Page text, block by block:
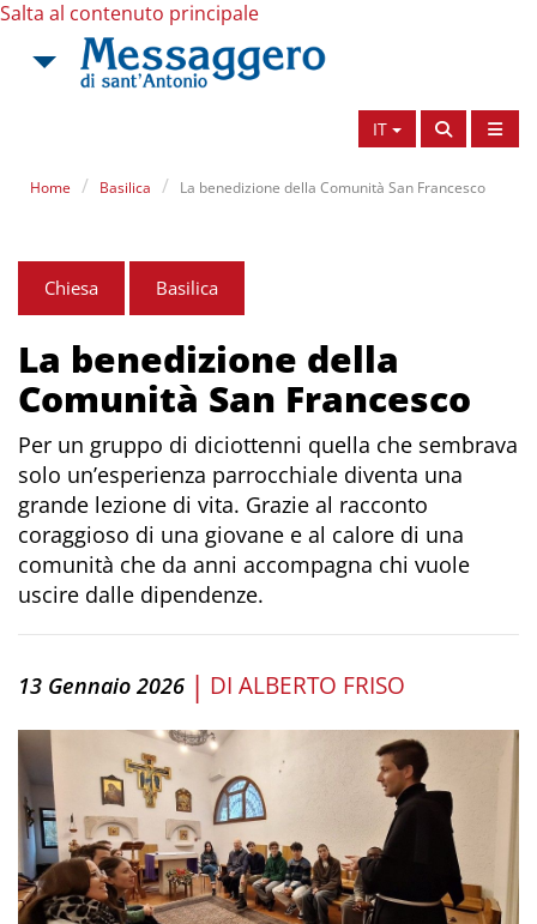
Salta al contenuto principale
IT
Home Basilica La benedizione della Comunità San Francesco
Chiesa Basilica
La benedizione della
Comunità San Francesco
Per un gruppo di diciottenni quella che sembrava
solo un’esperienza parrocchiale diventa una
grande lezione di vita. Grazie al racconto
coraggioso di una giovane e al calore di una
comunità che da anni accompagna chi vuole
uscire dalle dipendenze.
13 Gennaio 2026 | DI ALBERTO FRISO